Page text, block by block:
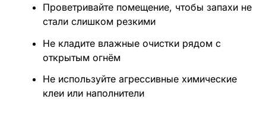
Проветривайте помещение, чтобы запахи не
стали слишком резкими
Не кладите влажные очистки рядом с
открытым огнём
Не используйте агрессивные химические
клеи или наполнители